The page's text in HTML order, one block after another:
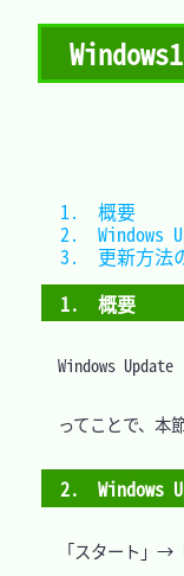
1.　概要
Windows
ってことで、本
2.　Windows
「スタート」→